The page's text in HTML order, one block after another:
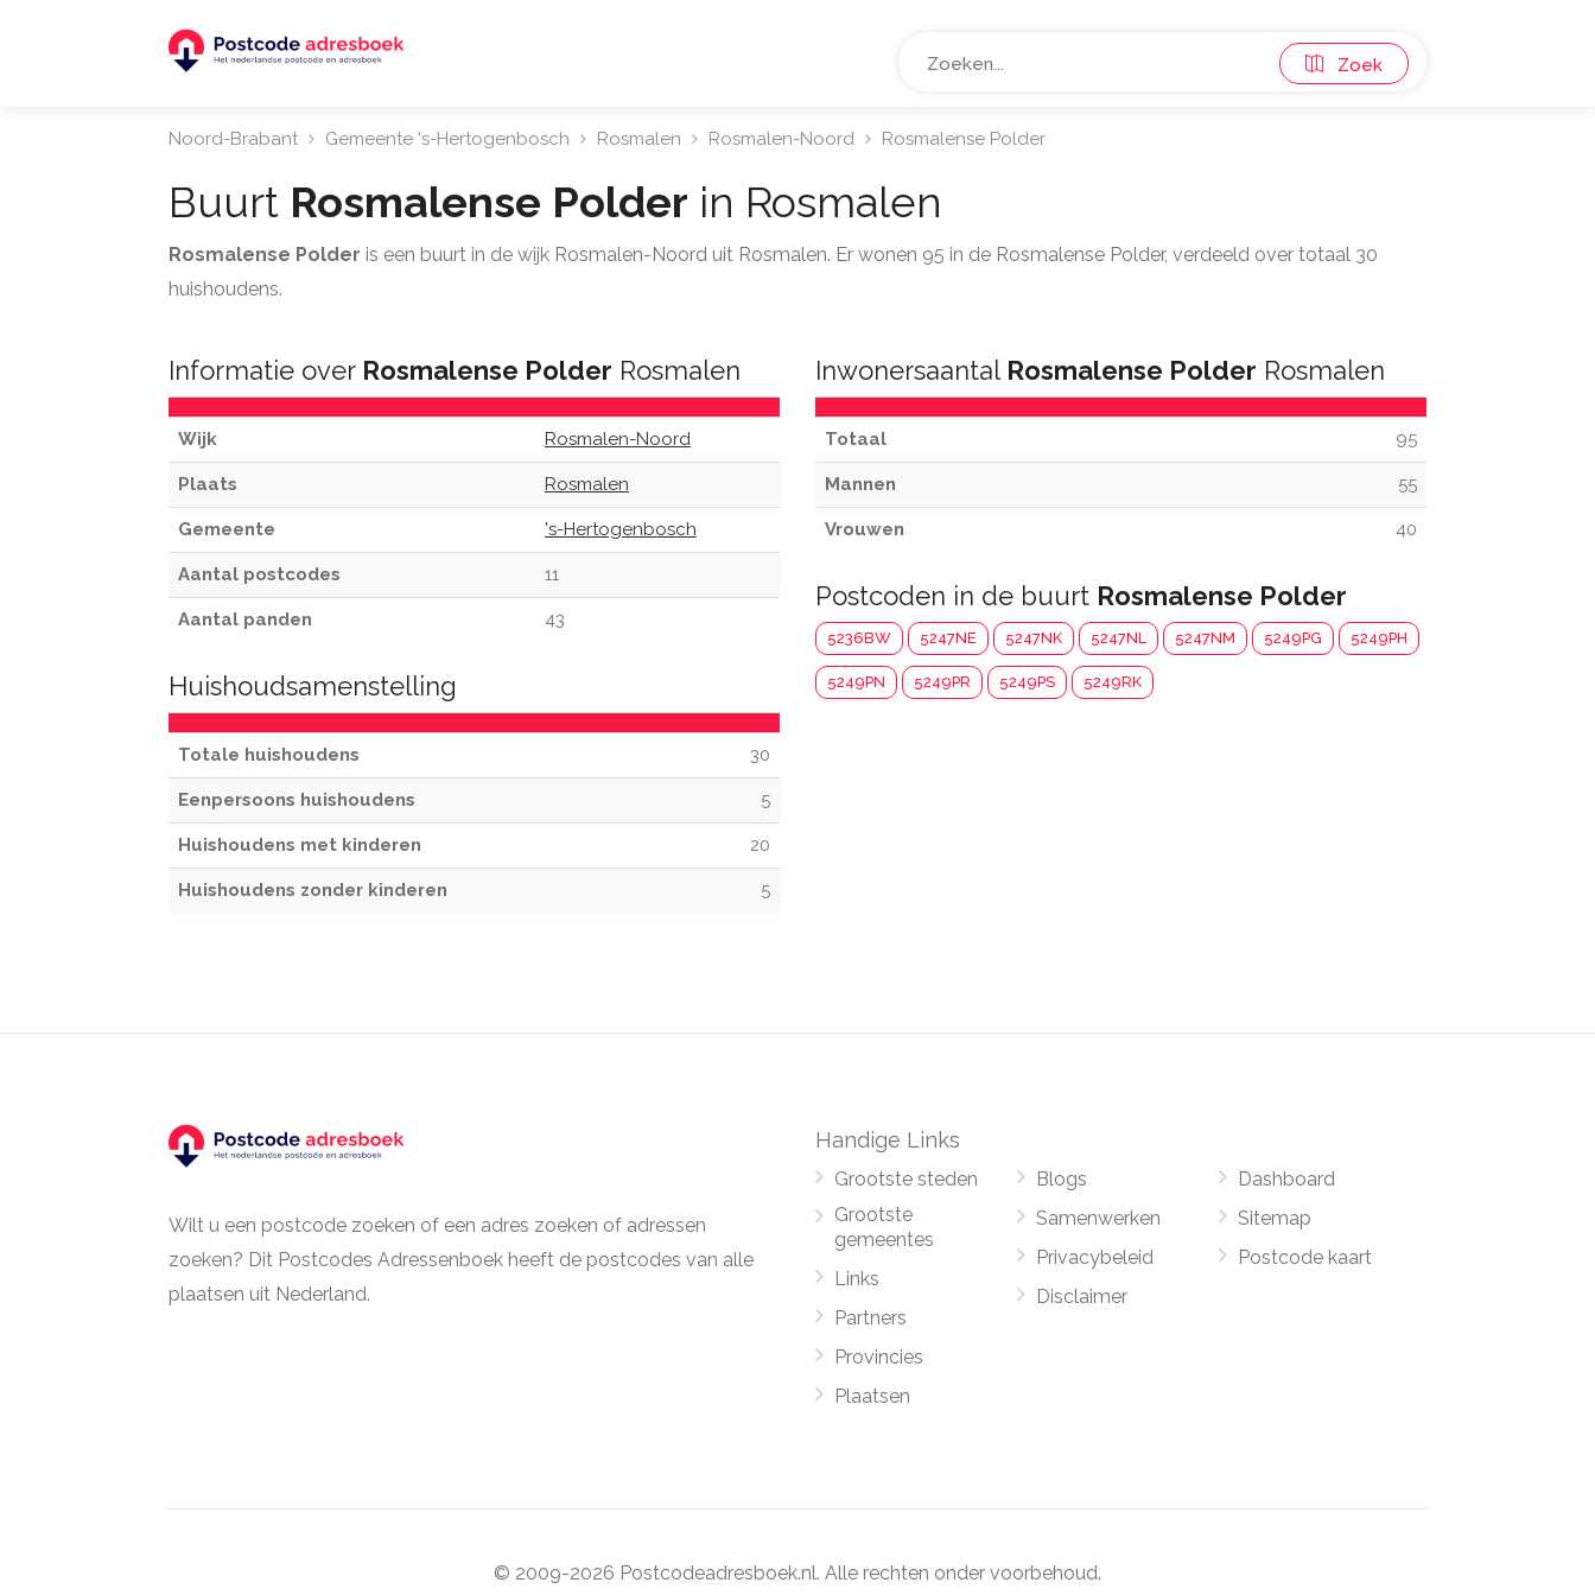
Zoek
Noord-Brabant Gemeente 's-Hertogenbosch Rosmalen Rosmalen-Noord Rosmalense Polder
Buurt Rosmalense Polder in Rosmalen
Rosmalense Polder is een buurt in de wijk Rosmalen-Noord uit Rosmalen. Er wonen 95 in de Rosmalense Polder, verdeeld over totaal 30
huishoudens.
Informatie over Rosmalense Polder Rosmalen
Wijk Rosmalen-Noord
Plaats Rosmalen
Gemeente 's-Hertogenbosch
Aantal postcodes 11
Aantal panden 43
Huishoudsamenstelling
Totale huishoudens 30
Eenpersoons huishoudens 5
Huishoudens met kinderen 20
Huishoudens zonder kinderen 5
Inwonersaantal Rosmalense Polder Rosmalen
Totaal 95
Mannen 55
Vrouwen 40
Postcoden in de buurt Rosmalense Polder
5236BW 5247NE 5247NK 5247NL 5247NM 5249PG 5249PH
5249PN 5249PR 5249PS 5249RK
Wilt u een postcode zoeken of een adres zoeken of adressen
zoeken? Dit Postcodes Adressenboek heeft de postcodes van alle
plaatsen uit Nederland.
Handige Links
Grootste steden
Grootste
gemeentes
Links
Partners
Provincies
Plaatsen
Blogs
Samenwerken
Privacybeleid
Disclaimer
Dashboard
Sitemap
Postcode kaart
© 2009-2026 Postcodeadresboek.nl. Alle rechten onder voorbehoud.